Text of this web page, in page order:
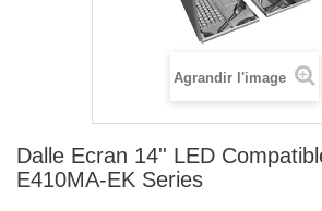
Agrandir l'image
Dalle Ecran 14'' LED
E410MA-EK Series